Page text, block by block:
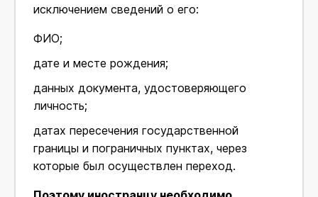
исключением сведений о его:
ФИО;
дате и месте рождения;
данных документа, удостоверяющего
личность;
датах пересечения государственной
границы и пограничных пунктах, через
которые был осуществлен переход.